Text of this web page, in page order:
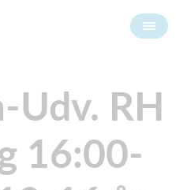
Udv. RH
16:00-